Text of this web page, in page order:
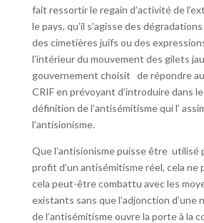
fait ressortir le regain d’activité de
le pays, qu’il s’agisse des
des cimetières juifs ou des
l’intérieur du mouvement des gilets
gouvernement choisit de répondre
CRIF en prévoyant d’introduire dans
définition de l’antisémitisme qui l’
l’antisionisme.
Que l’antisionisme puisse être utilisé
profit d’un antisémitisme réel, cela ne
cela peut-être combattu avec les
existants sans que l’adjonction d’une
de l’antisémitisme ouvre la porte à la